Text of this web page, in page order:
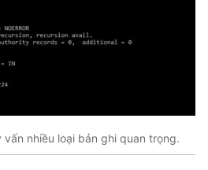
vấn nhiều loại bản ghi quan trọng.